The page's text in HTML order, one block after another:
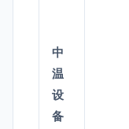
中
温
设
备